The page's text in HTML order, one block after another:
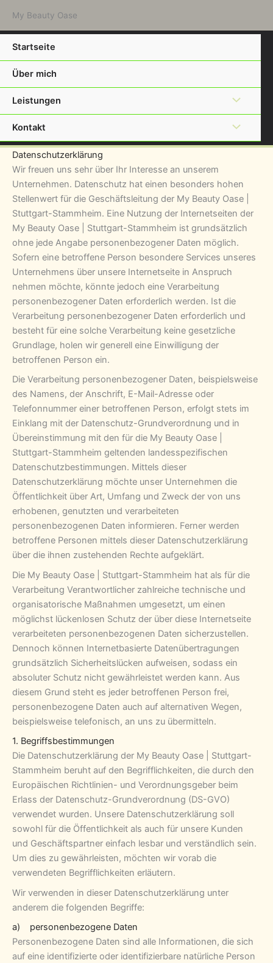
Inhalt
springen
My Beauty Oase
Startseite
Über mich
Leistungen
Kontakt
Datenschutzerklärung
Wir freuen uns sehr über Ihr Interesse an unserem
Unternehmen. Datenschutz hat einen besonders hohen
Stellenwert für die Geschäftsleitung der My Beauty Oase |
Stuttgart-Stammheim. Eine Nutzung der Internetseiten der
My Beauty Oase | Stuttgart-Stammheim ist grundsätzlich
ohne jede Angabe personenbezogener Daten möglich.
Sofern eine betroffene Person besondere Services unseres
Unternehmens über unsere Internetseite in Anspruch
nehmen möchte, könnte jedoch eine Verarbeitung
personenbezogener Daten erforderlich werden. Ist die
Verarbeitung personenbezogener Daten erforderlich und
besteht für eine solche Verarbeitung keine gesetzliche
Grundlage, holen wir generell eine Einwilligung der
betroffenen Person ein.
Die Verarbeitung personenbezogener Daten, beispielsweise
des Namens, der Anschrift, E-Mail-Adresse oder
Telefonnummer einer betroffenen Person, erfolgt stets im
Einklang mit der Datenschutz-Grundverordnung und in
Übereinstimmung mit den für die My Beauty Oase |
Stuttgart-Stammheim geltenden landesspezifischen
Datenschutzbestimmungen. Mittels dieser
Datenschutzerklärung möchte unser Unternehmen die
Öffentlichkeit über Art, Umfang und Zweck der von uns
erhobenen, genutzten und verarbeiteten
personenbezogenen Daten informieren. Ferner werden
betroffene Personen mittels dieser Datenschutzerklärung
über die ihnen zustehenden Rechte aufgeklärt.
Die My Beauty Oase | Stuttgart-Stammheim hat als für die
Verarbeitung Verantwortlicher zahlreiche technische und
organisatorische Maßnahmen umgesetzt, um einen
möglichst lückenlosen Schutz der über diese Internetseite
verarbeiteten personenbezogenen Daten sicherzustellen.
Dennoch können Internetbasierte Datenübertragungen
grundsätzlich Sicherheitslücken aufweisen, sodass ein
absoluter Schutz nicht gewährleistet werden kann. Aus
diesem Grund steht es jeder betroffenen Person frei,
personenbezogene Daten auch auf alternativen Wegen,
beispielsweise telefonisch, an uns zu übermitteln.
1. Begriffsbestimmungen
Die Datenschutzerklärung der My Beauty Oase | Stuttgart-
Stammheim beruht auf den Begrifflichkeiten, die durch den
Europäischen Richtlinien- und Verordnungsgeber beim
Erlass der Datenschutz-Grundverordnung (DS-GVO)
verwendet wurden. Unsere Datenschutzerklärung soll
sowohl für die Öffentlichkeit als auch für unsere Kunden
und Geschäftspartner einfach lesbar und verständlich sein.
Um dies zu gewährleisten, möchten wir vorab die
verwendeten Begrifflichkeiten erläutern.
Wir verwenden in dieser Datenschutzerklärung unter
anderem die folgenden Begriffe:
a) personenbezogene Daten
Personenbezogene Daten sind alle Informationen, die sich
auf eine identifizierte oder identifizierbare natürliche Person